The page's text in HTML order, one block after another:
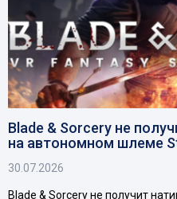
Blade & Sorcery не
на автономном шлеме
30.07.2026
Blade & Sorcery не получит